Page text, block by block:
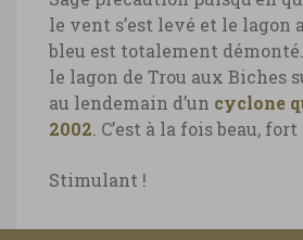
Trou bleu Bahamas,
Trou bleu Bahamas, survol
le vent s’est levé et le lagon
bleu est totalement
le lagon de Trou aux Biches
au lendemain d’un cyclone
2002. C’est à la fois beau,
Stimulant !